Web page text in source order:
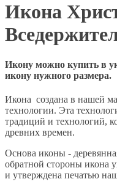
Икона
Икону можно купить в
икону нужного размера.
Икона создана в нашей
технологии. Эта
традиций и технологий,
древних времен.
Основа иконы -
обратной стороны икона
и утверждена печатью